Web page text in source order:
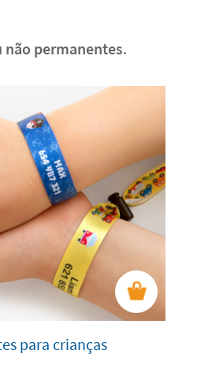
permanentes.
para crianças